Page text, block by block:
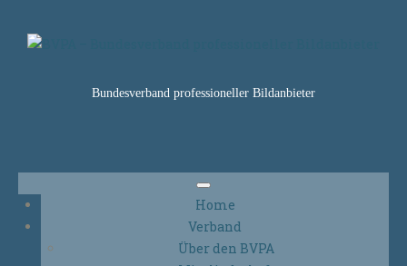
Bundesverband professioneller Bildanbieter
Home
Verband
Über den BVPA